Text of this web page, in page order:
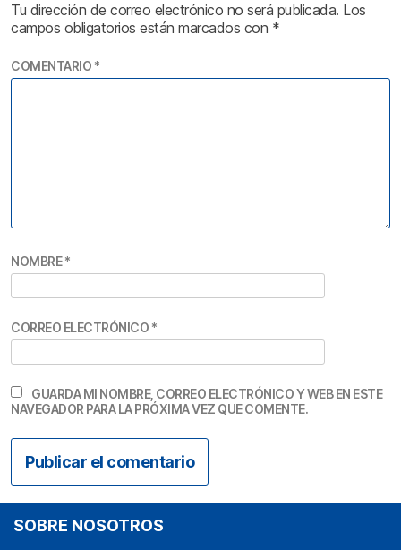
Tu dirección de correo electrónico no será publicada. Los
campos obligatorios están marcados con *
COMENTARIO *
NOMBRE*
CORREO ELECTRÓNICO *
GUARDA MI NOMBRE, CORREO ELECTRÓNICO Y WEB EN ESTE
NAVEGADOR PARA LA PRÓXIMA VEZ QUE COMENTE.
SOBRE NOSOTROS